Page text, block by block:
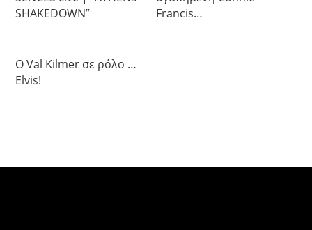
SHAKEDOWN”
Francis…
Ο Val Kilmer σε ρόλο …
Elvis!